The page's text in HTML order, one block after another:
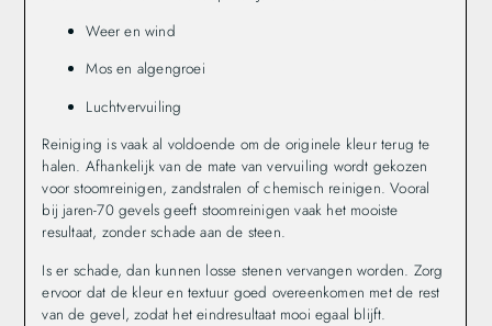
Weer en wind
Mos en algengroei
Luchtvervuiling
Reiniging is vaak al voldoende om de originele kleur terug te
halen. Afhankelijk van de mate van vervuiling wordt gekozen
voor stoomreinigen, zandstralen of chemisch reinigen. Vooral
bij jaren-70 gevels geeft stoomreinigen vaak het mooiste
resultaat, zonder schade aan de steen.
Is er schade, dan kunnen losse stenen vervangen worden. Zorg
ervoor dat de kleur en textuur goed overeenkomen met de rest
van de gevel, zodat het eindresultaat mooi egaal blijft.